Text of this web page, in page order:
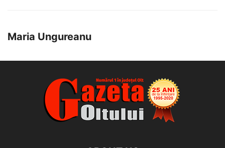
Maria Ungureanu